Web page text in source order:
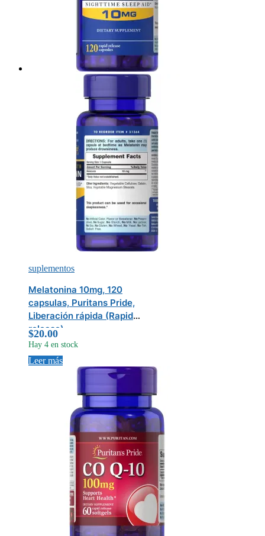
suplementos
Melatonina 10mg, 120
capsulas, Puritans Pride,
Liberación rápida (Rapid
release)
$20.00
Hay 4 en stock
Leer más